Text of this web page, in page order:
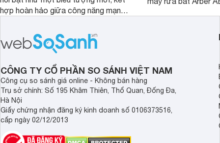
hợp hoàn hảo giữa công năng mạnh
thủ đắc lực giúp giải phóng đôi tay,
mang lại sự thoải mái và sang trọng
trong từng khoảnh khắc quây quần.
luôn sạch bóng,
CÔNG TY CỔ PHẦN SO SÁNH VIỆT NAM
Công cụ so sánh giá online - Không bán hàng
Trụ sở chính: Số 195 Khâm Thiên, Thổ Quan, Đống Đa,
Hà Nội
Giấy chứng nhận đăng ký kinh doanh số 0106373516,
cấp ngày 02/12/2013